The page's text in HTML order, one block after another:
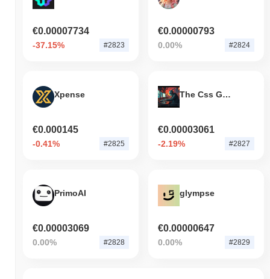
€0.00007734
-37.15% #2823
€0.00000793
0.00% #2824
Xpense
€0.000145
-0.41% #2825
The Css God by Virtuals
€0.00003061
-2.19% #2827
PrimoAI
€0.00003069
0.00% #2828
glympse
€0.00000647
0.00% #2829